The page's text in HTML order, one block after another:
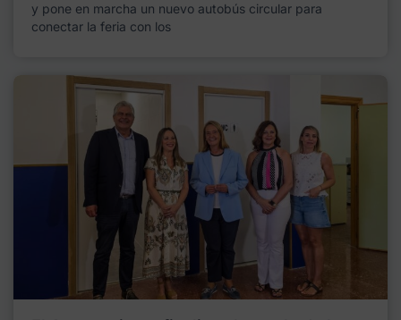
y pone en marcha un nuevo autobús circular para
conectar la feria con los